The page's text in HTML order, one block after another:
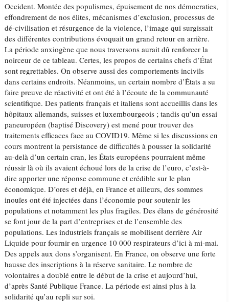
Occident. Montée des populismes, épuisement de nos démocraties,
effondrement de nos élites, mécanismes d’exclusion, processus de
dé-civilisation et résurgence de la violence, l’image qui surgissait
des différentes contributions évoquait un grand retour en arrière.
La période anxiogène que nous traversons aurait dû renforcer la
noirceur de ce tableau. Certes, les propos de certains chefs d’État
sont regrettables. On observe aussi des comportements incivils
dans certains endroits. Néanmoins, un certain nombre d’États a su
faire preuve de réactivité et ont été à l’écoute de la communauté
scientifique. Des patients français et italiens sont accueillis dans les
hôpitaux allemands, suisses et luxembourgeois ; tandis qu’un essai
paneuropéen (baptisé Discovery) est mené pour trouver des
traitements efficaces face au COVID19. Même si les discussions en
cours montrent la persistance de difficultés à pousser la solidarité
au-delà d’un certain cran, les États européens pourraient même
réussir là où ils avaient échoué lors de la crise de l’euro, c’est-à-
dire apporter une réponse commune et crédible sur le plan
économique. D’ores et déjà, en France et ailleurs, des sommes
inouïes ont été injectées dans l’économie pour soutenir les
populations et notamment les plus fragiles. Des élans de générosité
se font jour de la part d’entreprises et de l’ensemble des
populations. Les industriels français se mobilisent derrière Air
Liquide pour fournir en urgence 10 000 respirateurs d’ici à mi-mai.
Des appels aux dons s’organisent. En France, on observe une forte
hausse des inscriptions à la réserve sanitaire. Le nombre de
volontaires a doublé entre le début de la crise et aujourd’hui,
d’après Santé Publique France. La période est ainsi plus à la
solidarité qu’au repli sur soi.